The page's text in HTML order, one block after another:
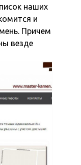
наших
и
Причем
везде